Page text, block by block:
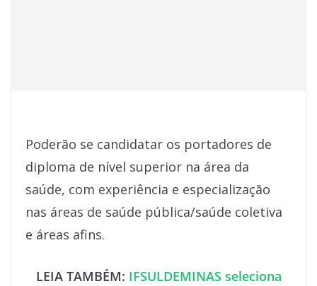
Poderão se candidatar os portadores de
diploma de nível superior na área da
saúde, com experiência e especialização
nas áreas de saúde pública/saúde coletiva
e áreas afins.
LEIA TAMBÉM: IFSULDEMINAS seleciona